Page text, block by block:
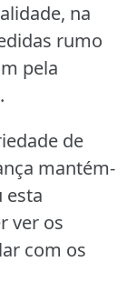
na
rumo
pela
de
mantém-
esta
ver os
com os